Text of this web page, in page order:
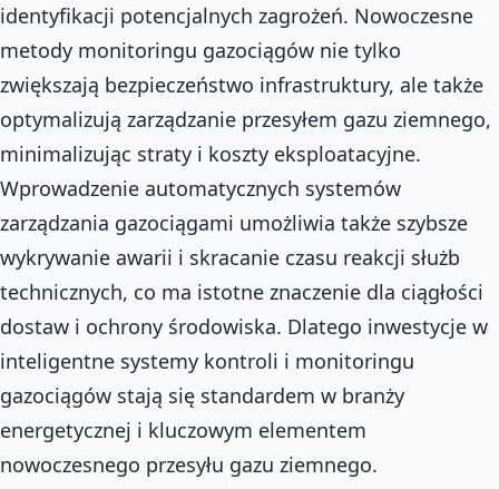
identyfikacji potencjalnych zagrożeń. Nowoczesne
metody monitoringu gazociągów nie tylko
zwiększają bezpieczeństwo infrastruktury, ale także
optymalizują zarządzanie przesyłem gazu ziemnego,
minimalizując straty i koszty eksploatacyjne.
Wprowadzenie automatycznych systemów
zarządzania gazociągami umożliwia także szybsze
wykrywanie awarii i skracanie czasu reakcji służb
technicznych, co ma istotne znaczenie dla ciągłości
dostaw i ochrony środowiska. Dlatego inwestycje w
inteligentne systemy kontroli i monitoringu
gazociągów stają się standardem w branży
energetycznej i kluczowym elementem
nowoczesnego przesyłu gazu ziemnego.